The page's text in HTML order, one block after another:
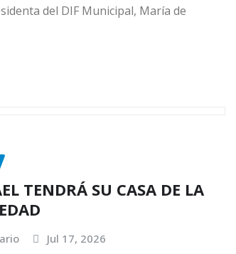
del DIF Municipal, María de
TENDRÁ SU CASA DE LA
Jul 17, 2026